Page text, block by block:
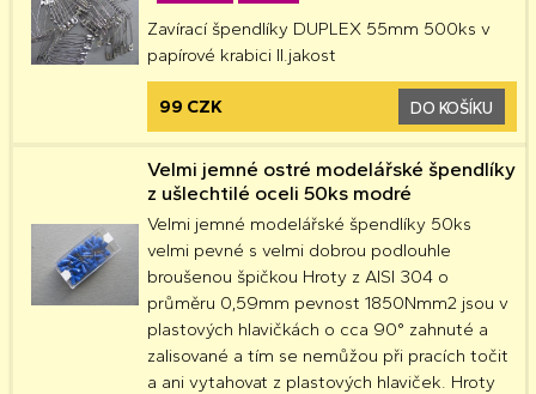
Zavírací špendlíky DUPLEX 55mm 500ks v
papírové krabici II.jakost
99 CZK DO KOŠÍKU
Velmi jemné ostré modelářské špendlíky
z ušlechtilé oceli 50ks modré
Velmi jemné modelářské špendlíky 50ks
velmi pevné s velmi dobrou podlouhle
broušenou špičkou Hroty z AISI 304 o
průměru 0,59mm pevnost 1850Nmm2 jsou v
plastových hlavičkách o cca 90° zahnuté a
zalisované a tím se nemůžou při pracích točit
a ani vytahovat z plastových hlaviček. Hroty